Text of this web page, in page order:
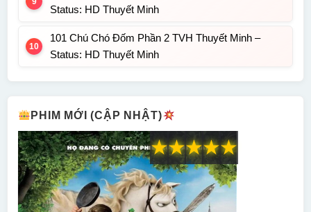
Status: HD Thuyết Minh
101 Chú Chó Đốm Phần 2 TVH Thuyết Minh –
Status: HD Thuyết Minh
PHIM MỚI (CẬP NHẬT)
★
★
★
★
★